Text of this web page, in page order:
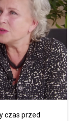
czas przed